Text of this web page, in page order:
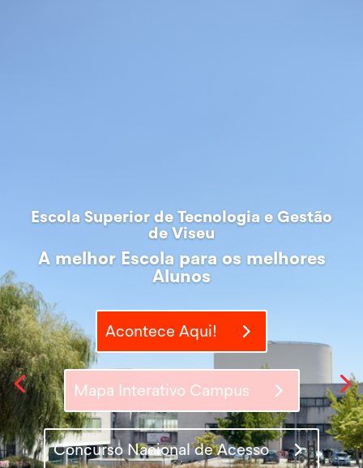
Escola Superior de Tecnologia e Gestão
de Viseu
A melhor Escola para os melhores
Alunos
Acontece Aqui!
Mapa Interativo Campus
Concurso Nacional de Acesso
A melhor Escola para os melhores
Acontece Aqui!